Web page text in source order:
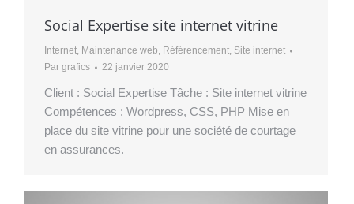
Social Expertise site internet vitrine
Internet, Maintenance web, Référencement, Site internet
Pargrafics 22 janvier 2020
Client : Social Expertise Tâche : Site internet vitrine
Compétences : Wordpress, CSS, PHP Mise en
place du site vitrine pour une société de courtage
en assurances.